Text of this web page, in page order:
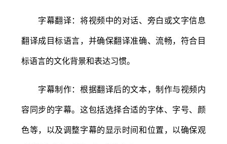
字幕翻译：将视频中的对话、旁白或文字信息
翻译成目标语言，并确保翻译准确、流畅，符合目
标语言的文化背景和表达习惯。
字幕制作：根据翻译后的文本，制作与视频内
容同步的字幕。这包括选择合适的字体、字号、颜
色等，以及调整字幕的显示时间和位置，以确保观